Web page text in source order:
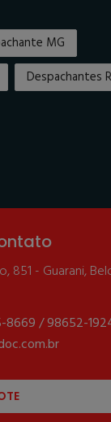
MG
Despachantes
851 - Guarani,
8669 / 98652-